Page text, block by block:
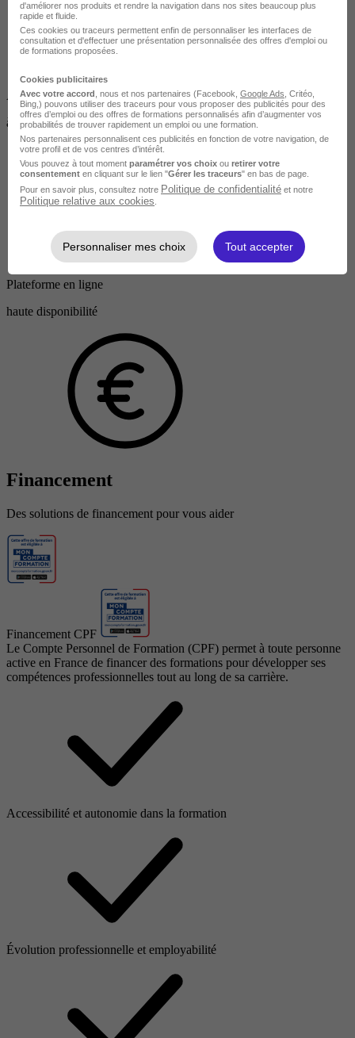
Accessible
à tous
Plateforme en ligne
haute disponibilité
Financement
Des solutions de financement pour vous aider
Financement CPF
Le Compte Personnel de Formation (CPF) permet à toute personne
active en France de financer des formations pour développer ses
compétences professionnelles tout au long de sa carrière.
Accessibilité et autonomie dans la formation
Évolution professionnelle et employabilité
d'améliorer nos produits et rendre la navigation dans nos sites beaucoup plus
rapide et fluide.
Ces cookies ou traceurs permettent enfin de personnaliser les interfaces de
consultation et d'effectuer une présentation personnalisée des offres d'emploi ou
de formations proposées.
Cookies publicitaires
Avec votre accord , nous et nos partenaires (Facebook, Google Ads , Critéo,
Bing,) pouvons utiliser des traceurs pour vous proposer des publicités pour des
offres d’emploi ou des offres de formations personnalisés afin d’augmenter vos
probabilités de trouver rapidement un emploi ou une formation.
Nos partenaires personnalisent ces publicités en fonction de votre navigation, de
votre profil et de vos centres d’intérêt.
Vous pouvez à tout moment paramétrer vos choix ou retirer votre
consentement en cliquant sur le lien "Gérer les traceurs" en bas de page.
Pour en savoir plus, consultez notre Politique de confidentialité et notre
Politique relative aux cookies
Personnaliser mes choix Tout accepter